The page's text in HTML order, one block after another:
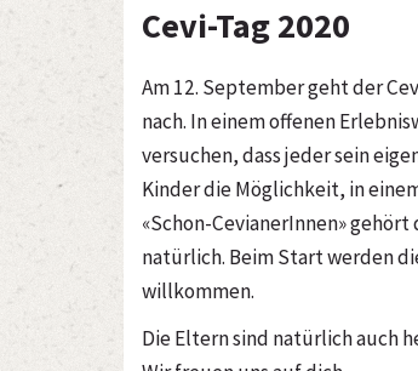
Cevi-Tag 2020
Am 12. September geht der
nach. In einem offenen
versuchen, dass jeder sein
Kinder die Möglichkeit, in
«Schon-CevianerInnen»
natürlich. Beim Start werden
willkommen.
Die Eltern sind natürlich auch